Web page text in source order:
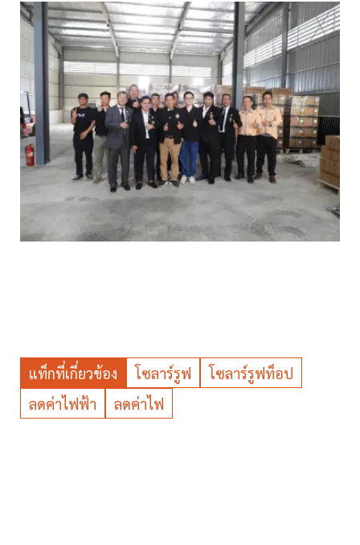
แท็กที่เกี่ยวข้อง โซลาร์รูฟ
โซลาร์รูฟท็อป
ลดค่าไฟฟ้า
ลดค่าไฟ